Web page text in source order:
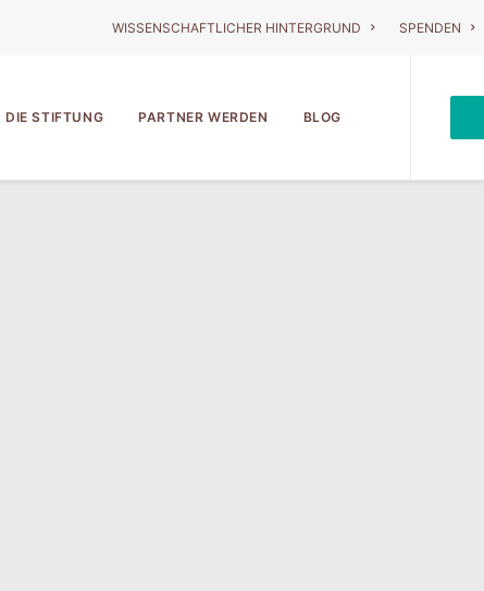
WISSENSCHAFTLICHER HINTERGRUND SPENDEN
DIE STIFTUNG PARTNER WERDEN BLOG